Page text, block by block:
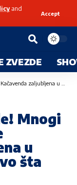
and
Accept
ZVEZDE
OVOG takmičara! Evo šta ona kaže!
Mnogi
u
šta